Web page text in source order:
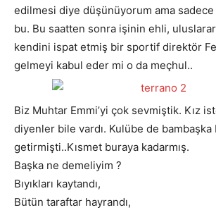
edilmesi diye düşünüyorum ama
bu. Bu saatten sonra işinin ehli,
kendini ispat etmiş bir sportif direktör
gelmeyi kabul eder mi o da meçhul..
Biz Muhtar Emmi’yi çok sevmiştik. Kız
diyenler bile vardı. Kulübe de bambaşka
getirmişti..Kısmet buraya kadarmış.
Başka ne demeliyim ?
Bıyıkları kaytandı,
Bütün taraftar hayrandı,